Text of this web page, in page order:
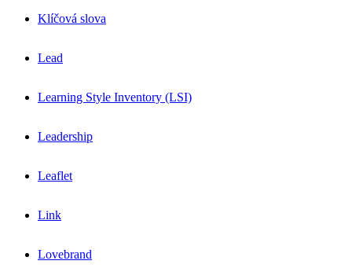
Klíčová slova
Lead
Learning Style Inventory (LSI)
Leadership
Leaflet
Link
Lovebrand